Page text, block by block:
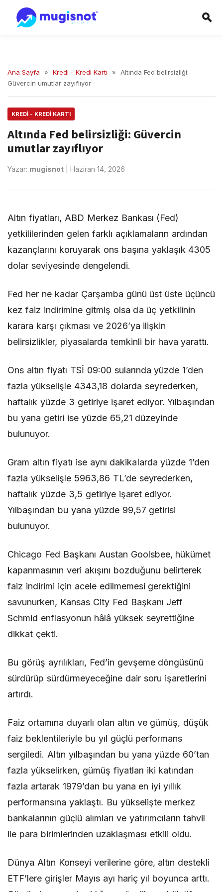
Ana Sayfa » Kredi - Kredi Kartı »
Altında Fed belirsizliği:
Güvercin umutlar zayıflıyor
KREDI - KREDI KARTI
Altında Fed belirsizliği: Güvercin
umutlar zayıflıyor
Yazar: mugisnot Haziran 14, 2026
Altın fiyatları, ABD Merkez Bankası (Fed)
yetkililerinden gelen farklı açıklamaların ardından
kazançlarını koruyarak ons başına yaklaşık 4305
dolar seviyesinde dengelendi.
Fed her ne kadar Çarşamba günü üst üste üçüncü
kez faiz indirimine gitmiş olsa da üç yetkilinin
karara karşı çıkması ve 2026’ya ilişkin
belirsizlikler, piyasalarda temkinli bir hava yarattı.
Ons altın fiyatı TSİ 09:00 sularında yüzde 1’den
fazla yükselişle 4343,18 dolarda seyrederken,
haftalık yüzde 3 getiriye işaret ediyor. Yılbaşından
bu yana getiri ise yüzde 65,21 düzeyinde
bulunuyor.
Gram altın fiyatı ise aynı dakikalarda yüzde 1’den
fazla yükselişle 5963,86 TL’de seyrederken,
haftalık yüzde 3,5 getiriye işaret ediyor.
Yılbaşından bu yana yüzde 99,57 getirisi
bulunuyor.
Chicago Fed Başkanı Austan Goolsbee, hükümet
kapanmasının veri akışını bozduğunu belirterek
faiz indirimi için acele edilmemesi gerektiğini
savunurken, Kansas City Fed Başkanı Jeff
Schmid enflasyonun hâlâ yüksek seyrettiğine
dikkat çekti.
Bu görüş ayrılıkları, Fed’in gevşeme döngüsünü
sürdürüp sürdürmeyeceğine dair soru işaretlerini
artırdı.
Faiz ortamına duyarlı olan altın ve gümüş, düşük
faiz beklentileriyle bu yıl güçlü performans
sergiledi. Altın yılbaşından bu yana yüzde 60’tan
fazla yükselirken, gümüş fiyatları iki katından
fazla artarak 1979’dan bu yana en iyi yıllık
performansına yaklaştı. Bu yükselişte merkez
bankalarının güçlü alımları ve yatırımcıların tahvil
ile para birimlerinden uzaklaşması etkili oldu.
Dünya Altın Konseyi verilerine göre, altın destekli
ETF’lere girişler Mayıs ayı hariç yıl boyunca arttı.